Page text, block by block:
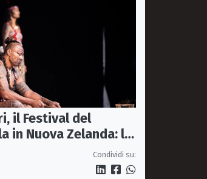
il Festival del
in Nuova Zelanda: la
protagonista della
Condividi su: